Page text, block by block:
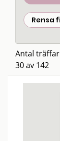
Rensa
Antal
30 av 142